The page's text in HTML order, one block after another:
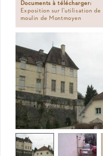
Documents à télécharger:
Exposition sur l'utilisation
moulin de Montmoyen